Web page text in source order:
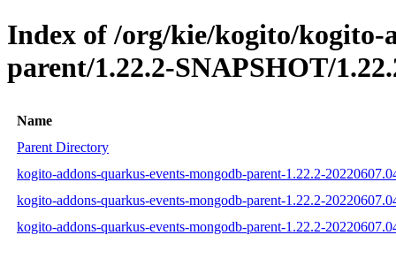
Index of /org/kie/kogito/kogito-
parent/1.22.2-SNAPSHOT/
Name
Parent Directory
kogito-addons-quarkus-events-mongodb-parent-1.22.2-
kogito-addons-quarkus-events-mongodb-parent-1.22.2-
kogito-addons-quarkus-events-mongodb-parent-1.22.2-